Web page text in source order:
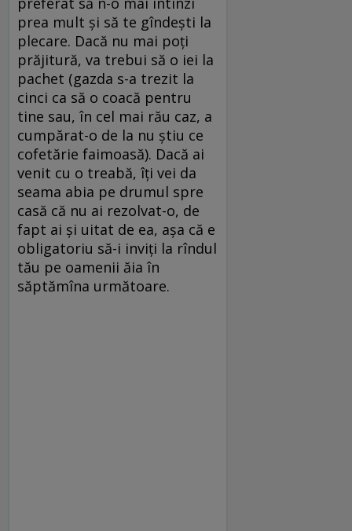
prea mult și să te gîndești la
plecare. Dacă nu mai poți
prăjitură, va trebui să o iei la
pachet (gazda s-a trezit la
cinci ca să o coacă pentru
tine sau, în cel mai rău caz, a
cumpărat-o de la nu știu ce
cofetărie faimoasă). Dacă ai
venit cu o treabă, îți vei da
seama abia pe drumul spre
casă că nu ai rezolvat-o, de
fapt ai și uitat de ea, așa că e
obligatoriu să-i inviți la rîndul
tău pe oamenii ăia în
săptămîna următoare.